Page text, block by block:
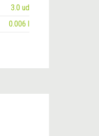
3.0 ud
0.006 l